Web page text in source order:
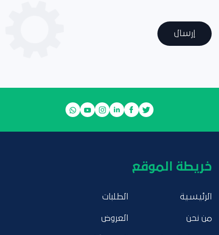
إرسال
خريطة الموقع
الرئيسية
من نحن
الطلبات
العروض